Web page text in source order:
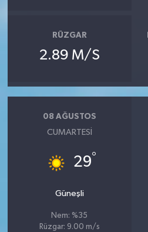
RÜZGAR
2.89 M/S
08 AĞUSTOS
CUMARTESI
29°
Güneşli
Nem: %35
Rüzgar: 9.00 m/s